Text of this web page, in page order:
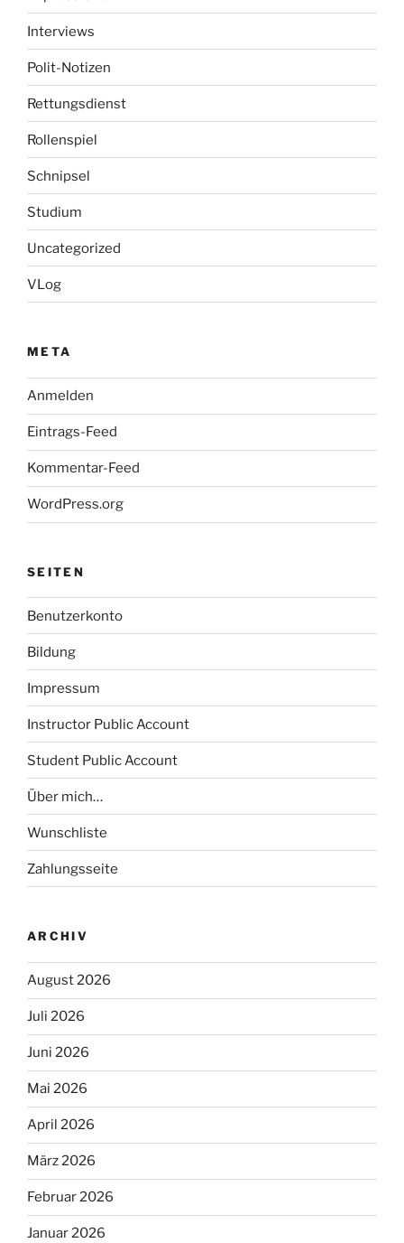
Interviews
Polit-Notizen
Rettungsdienst
Rollenspiel
Schnipsel
Studium
Uncategorized
VLog
META
Anmelden
Eintrags-Feed
Kommentar-Feed
WordPress.org
SEITEN
Benutzerkonto
Bildung
Impressum
Instructor Public Account
Student Public Account
Über mich…
Wunschliste
Zahlungsseite
ARCHIV
August 2026
Juli 2026
Juni 2026
Mai 2026
April 2026
März 2026
Februar 2026
Januar 2026